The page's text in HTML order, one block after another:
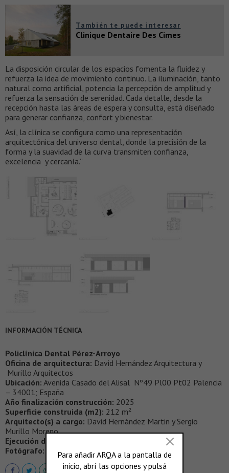
También te puede interesar
Clinique Dentaire Des Cimes
La disposición circular de los espacios fomenta la fluidez y
refuerza la idea de movimiento continuo. La iluminación, tanto
natural como artificial, potencia la percepción de amplitud y
refuerza la sensación de serenidad. Cada detalle, desde la
recepción hasta las áreas de espera y consulta, está diseñado
para generar confianza, confort y bienestar.
Así, la clínica se configura como una representación
arquitectónica del universo dental, donde la precisión de la
forma y la suavidad de la curva transmiten confianza,
excelencia y cercanía.”
INFORMACIÓN TÉCNICA
Policlínica Dental Pérez-Arroyo
Oficina de arquitectura: David Hernández Arquitectura y
Murillo Arquitectos
Ubicación: Avenida Casado del Alisal Nº49 Pl00 Pt02 Palencia
– 34001; España
Año finalización construcción: 2025
Superficie construida (m2): 212 m²
Arquitecto(s) a cargo: David Hernández Martin y Sergio
Murillo Moreno
Ejecución de la Obra:
Fotógrafo: Gabriel Gallegos